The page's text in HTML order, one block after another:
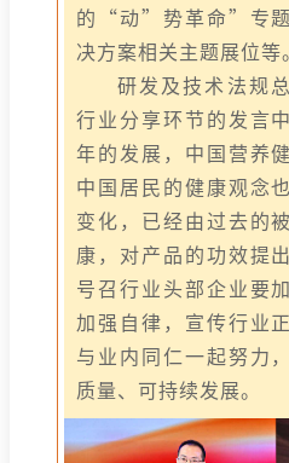
的“动”势革命”专题
决方案相关主题展位等。
研发及技术法规
行业分享环节的发言
年的发展，中国营养
中国居民的健康观念
变化，已经由过去的
康，对产品的功效提
号召行业头部企业要
加强自律，宣传行业
与业内同仁一起努力
质量、可持续发展。